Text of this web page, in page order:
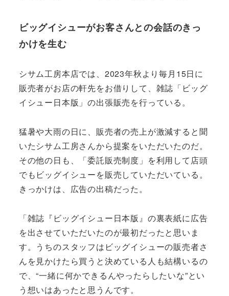
ビッグイシューがお客さんとの会話のきっ
かけを生む
シサム工房本店では、2023年秋より毎月15日に
販売者がお店の軒先をお借りして、雑誌「ビッグ
イシュー日本版」の出張販売を行っている。
猛暑や大雨の日に、販売者の売上が激減すると聞
いたシサム工房さんから提案をいただいたのだ。
その他の日も、「委託販売制度」を利用して店頭
でもビッグイシューを販売していただいている。
きっかけは、広告の出稿だった。
「雑誌『ビッグイシュー日本版』の裏表紙に広告
を出させていただいたのが最初だったと思いま
す。うちのスタッフはビッグイシューの販売者さ
んを見かけたら買うと決めている人も結構いるの
で、“一緒に何かできるんやったらしたいな”とい
う想いはあったと思うんです。